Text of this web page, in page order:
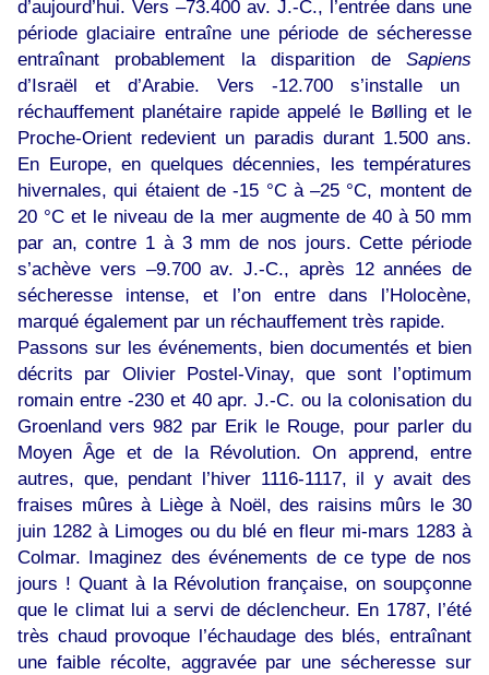
d’aujourd’hui. Vers –73.400 av. J.-C., l’entrée dans une
période glaciaire entraîne une période de sécheresse
entraînant probablement la disparition de Sapiens
d’Israël et d’Arabie. Vers -12.700 s’installe un
réchauffement planétaire rapide appelé le Bølling et le
Proche-Orient redevient un paradis durant 1.500 ans.
En Europe, en quelques décennies, les températures
hivernales, qui étaient de -15 °C à –25 °C, montent de
20 °C et le niveau de la mer augmente de 40 à 50 mm
par an, contre 1 à 3 mm de nos jours. Cette période
s’achève vers –9.700 av. J.-C., après 12 années de
sécheresse intense, et l’on entre dans l’Holocène,
marqué également par un réchauffement très rapide.
Passons sur les événements, bien documentés et bien
décrits par Olivier Postel-Vinay, que sont l’optimum
romain entre -230 et 40 apr. J.-C. ou la colonisation du
Groenland vers 982 par Erik le Rouge, pour parler du
Moyen Âge et de la Révolution. On apprend, entre
autres, que, pendant l’hiver 1116-1117, il y avait des
fraises mûres à Liège à Noël, des raisins mûrs le 30
juin 1282 à Limoges ou du blé en fleur mi-mars 1283 à
Colmar. Imaginez des événements de ce type de nos
jours ! Quant à la Révolution française, on soupçonne
que le climat lui a servi de déclencheur. En 1787, l’été
très chaud provoque l’échaudage des blés, entraînant
une faible récolte, aggravée par une sécheresse sur